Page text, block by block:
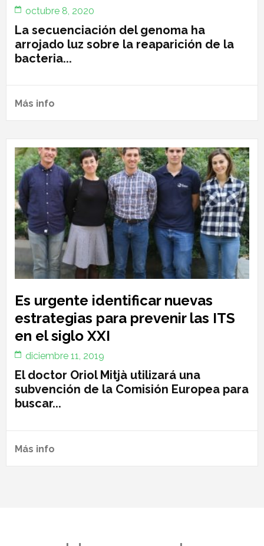
octubre 8, 2020
La secuenciación del genoma ha
arrojado luz sobre la reaparición de la
bacteria...
Más info
Es urgente identificar nuevas
estrategias para prevenir las ITS
en el siglo XXI
diciembre 11, 2019
El doctor Oriol Mitjà utilizará una
subvención de la Comisión Europea para
buscar...
Más info